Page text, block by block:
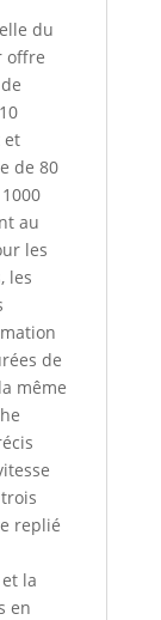
du
offre
et
de 80
au
les
les
de
même
replié
la
en